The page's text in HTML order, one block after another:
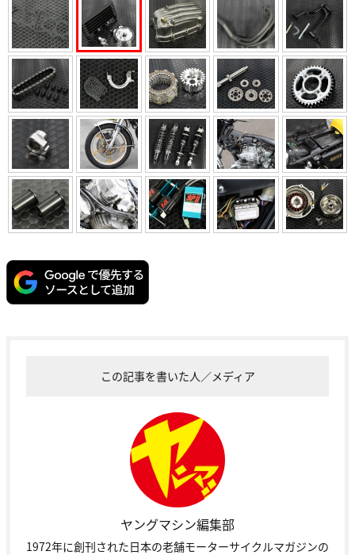
この記事を書いた人／メディア
ヤングマシン編集部
1972年に創刊された日本の老舗モーターサイクルマガジンの